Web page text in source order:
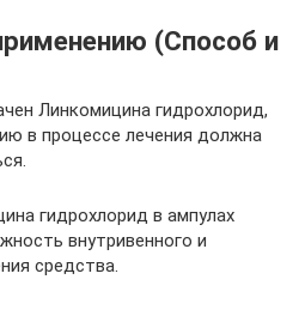
(Способ и
Линкомицина гидрохлорид,
в процессе лечения должна
гидрохлорид в ампулах
внутривенного и
средства.